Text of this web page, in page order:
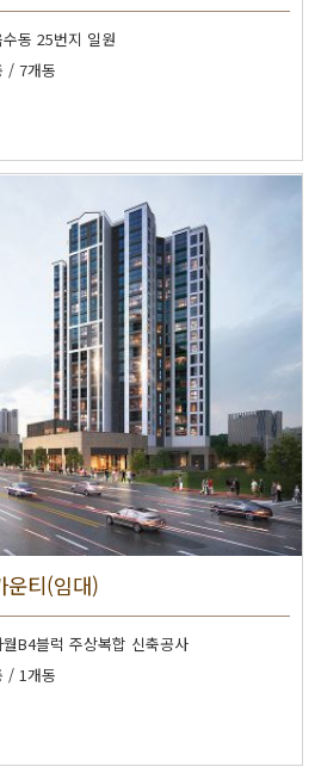
동 25번지 일원
/ 7개동
운티(임대)
B4블럭 주상복합 신축공사
/ 1개동